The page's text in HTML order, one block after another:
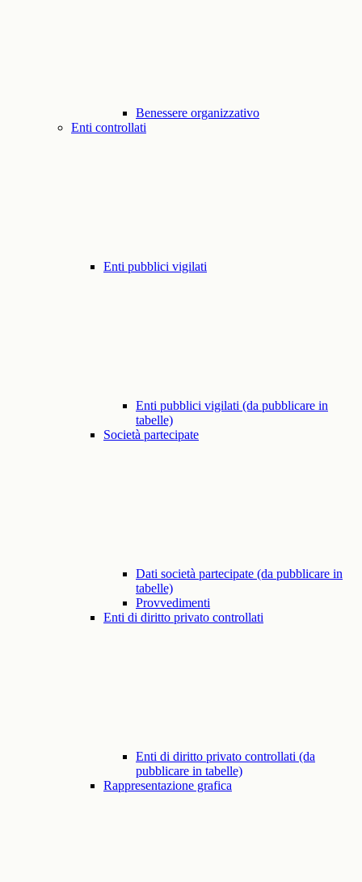
Benessere organizzativo
Enti controllati
Enti pubblici vigilati
Enti pubblici vigilati (da pubblicare in
tabelle)
Società partecipate
Dati società partecipate (da pubblicare in
tabelle)
Provvedimenti
Enti di diritto privato controllati
Enti di diritto privato controllati (da
pubblicare in tabelle)
Rappresentazione grafica